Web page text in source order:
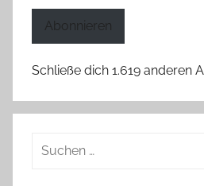
Abonnieren
Schließe dich 1.619 anderen
Suchen